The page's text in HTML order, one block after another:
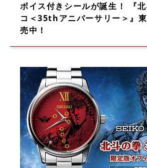
ボイス付きシールが誕生！ 『
コ＜35thアニバーサリー＞』
売中！